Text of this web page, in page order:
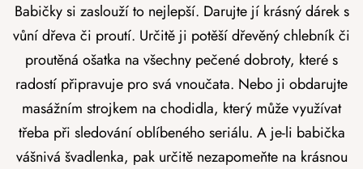
Babičky si zaslouží to nejlepší. Darujte jí krásný dárek s
vůní dřeva či proutí. Určitě ji potěší dřevěný chlebník či
proutěná ošatka na všechny pečené dobroty, které s
radostí připravuje pro svá vnoučata. Nebo ji obdarujte
masážním strojkem na chodidla, který může využívat
třeba při sledování oblíbeného seriálu. A je-li babička
vášnivá švadlenka, pak určitě nezapomeňte na krásnou